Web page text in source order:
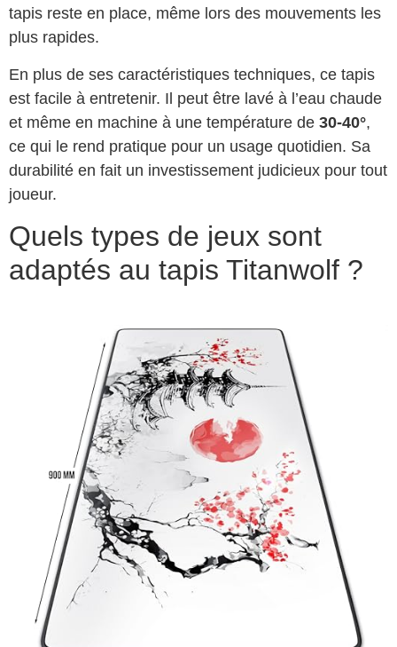
tapis reste en place, même lors des mouvements les
plus rapides.
En plus de ses caractéristiques techniques, ce tapis
est facile à entretenir. Il peut être lavé à l’eau chaude
et même en machine à une température de 30-40°,
ce qui le rend pratique pour un usage quotidien. Sa
durabilité en fait un investissement judicieux pour tout
joueur.
Quels types de jeux sont
adaptés au tapis Titanwolf ?